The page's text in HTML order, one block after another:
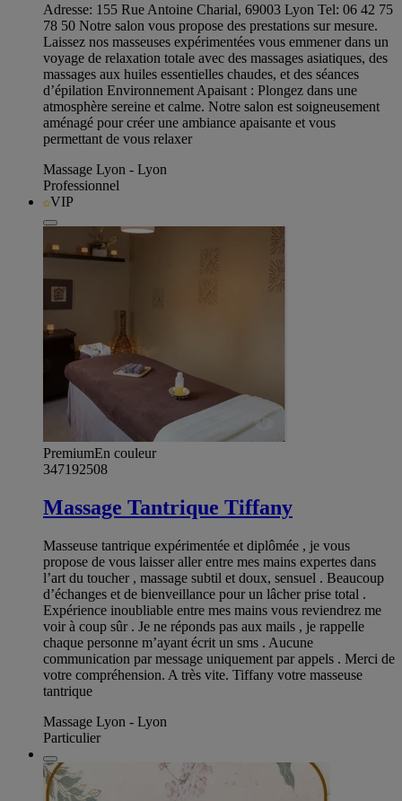
Adresse: 155 Rue Antoine Charial, 69003 Lyon Tel: 06 42 75
78 50 Notre salon vous propose des prestations sur mesure.
Laissez nos masseuses expérimentées vous emmener dans un
voyage de relaxation totale avec des massages asiatiques, des
massages aux huiles essentielles chaudes, et des séances
d’épilation Environnement Apaisant : Plongez dans une
atmosphère sereine et calme. Notre salon est soigneusement
aménagé pour créer une ambiance apaisante et vous
permettant de vous relaxer
Massage Lyon - Lyon
Professionnel
VIP
PremiumEn couleur
347192508
Massage Tantrique Tiffany
Masseuse tantrique expérimentée et diplômée , je vous
propose de vous laisser aller entre mes mains expertes dans
l’art du toucher , massage subtil et doux, sensuel . Beaucoup
d’échanges et de bienveillance pour un lâcher prise total .
Expérience inoubliable entre mes mains vous reviendrez me
voir à coup sûr . Je ne réponds pas aux mails , je rappelle
chaque personne m’ayant écrit un sms . Aucune
communication par message uniquement par appels . Merci de
votre compréhension. A très vite. Tiffany votre masseuse
tantrique
Massage Lyon - Lyon
Particulier